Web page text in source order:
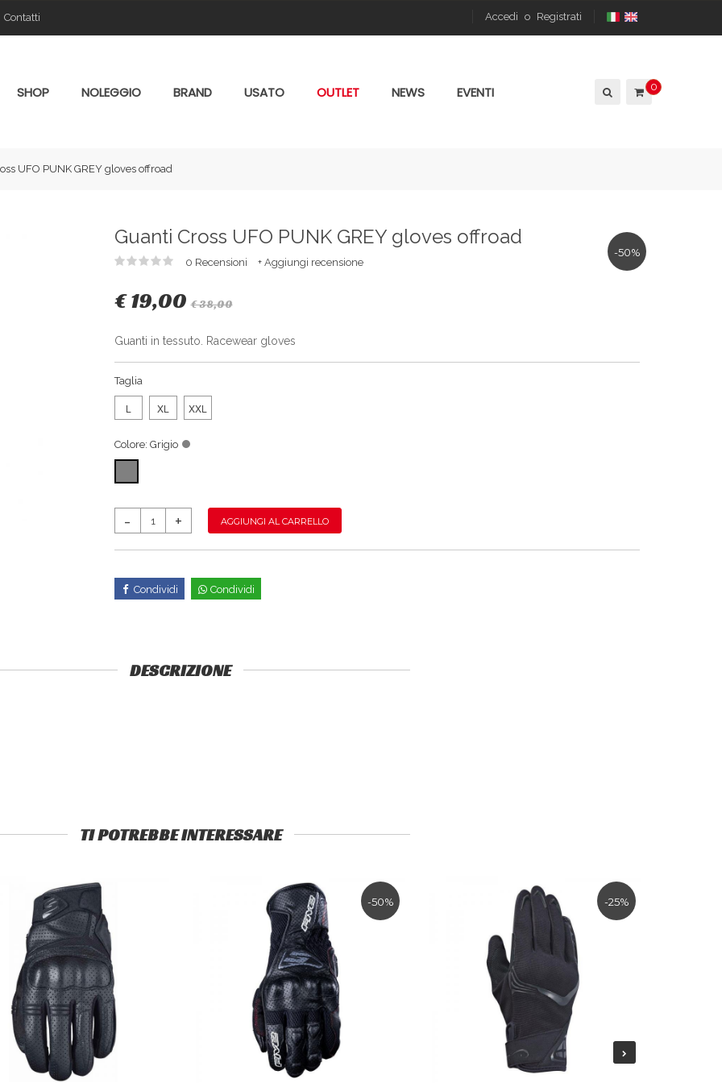
Contatti Accedi o Registrati
0
SHOP NOLEGGIO BRAND USATO OUTLET NEWS EVENTI
UFO PUNK GREY gloves offroad
-50%
Guanti Cross UFO PUNK GREY gloves offroad
0 Recensioni + Aggiungi recensione
€ 19,00€ 38,00
Guanti in tessuto. Racewear gloves
Taglia
L XL XXL
Colore: Grigio
AGGIUNGI AL CARRELLO
Condividi Condividi
DESCRIZIONE
TI POTREBBE INTERESSARE
-50% -25%